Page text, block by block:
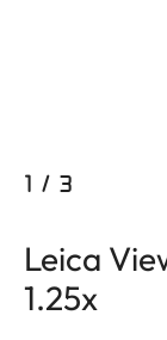
1 / 3
Leica
1.25x